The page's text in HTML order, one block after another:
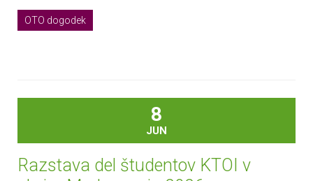
OTO dogodek
8
JUN
Razstava del študentov KTOI v